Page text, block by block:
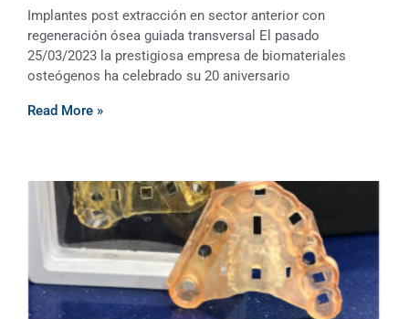
Implantes post extracción en sector anterior con
regeneración ósea guiada transversal El pasado
25/03/2023 la prestigiosa empresa de biomateriales
osteógenos ha celebrado su 20 aniversario
Read More »